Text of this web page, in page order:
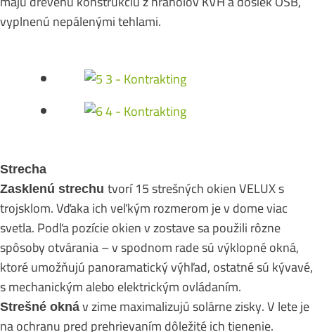
vyplnenú nepálenými tehlami.
Strecha
Zasklenú strechu tvorí 15 strešných okien VELUX s
trojsklom. Vďaka ich veľkým rozmerom je v dome viac
svetla. Podľa pozície okien v zostave sa použili rôzne
spôsoby otvárania – v spodnom rade sú výklopné okná,
ktoré umožňujú panoramatický výhľad, ostatné sú kývavé,
s mechanickým alebo elektrickým ovládaním.
Strešné okná v zime maximalizujú solárne zisky. V lete je
na ochranu pred prehrievaním dôležité ich tienenie.